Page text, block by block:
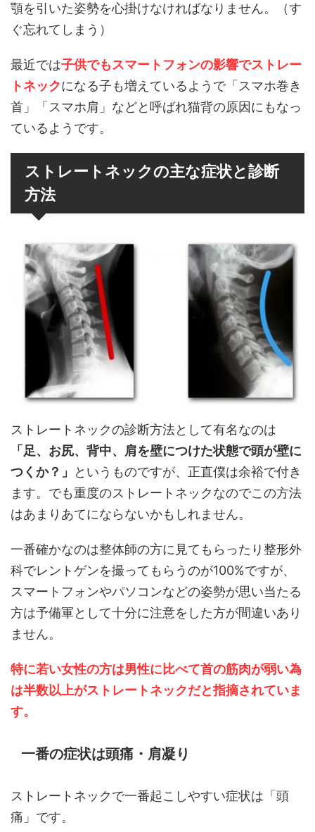
顎を引いた姿勢を心掛けなければなりません。（す
ぐ忘れてしまう）
最近では子供でもスマートフォンの影響でストレー
トネックになる子も増えているようで「スマホ巻き
首」「スマホ肩」などと呼ばれ猫背の原因にもなっ
ているようです。
ストレートネックの主な症状と診断
方法
ストレートネックの診断方法として有名なのは
「足、お尻、背中、肩を壁につけた状態で頭が壁に
つくか？」
というものですが、正直僕は余裕で付き
ます。でも重度のストレートネックなのでこの方法
はあまりあてにならないかもしれません。
一番確かなのは整体師の方に見てもらったり整形外
科でレントゲンを撮ってもらうのが100%ですが、
スマートフォンやパソコンなどの姿勢が思い当たる
方は予備軍として十分に注意をした方が間違いあり
ません。
特に若い女性の方は男性に比べて首の筋肉が弱い為
は半数以上がストレートネックだと指摘されていま
す。
一番の症状は頭痛・肩凝り
ストレートネックで一番起こしやすい症状は「頭
痛」です。